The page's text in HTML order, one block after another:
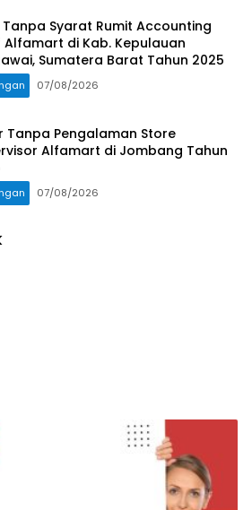
Tanpa Syarat Rumit Accounting
Alfamart di Kab. Kepulauan
Sumatera Barat Tahun 2025
07/08/2026
Tanpa Pengalaman Store
Alfamart di Jombang Tahun
07/08/2026